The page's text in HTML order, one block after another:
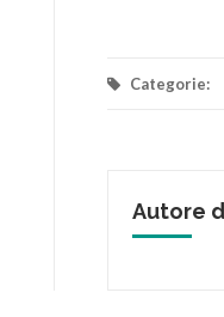
Categorie:
Autore